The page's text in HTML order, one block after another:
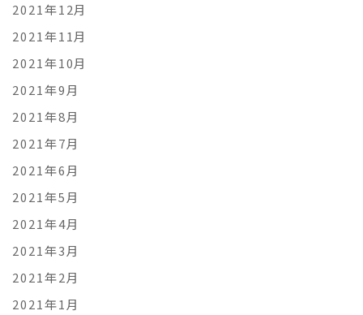
2021年12月
2021年11月
2021年10月
2021年9月
2021年8月
2021年7月
2021年6月
2021年5月
2021年4月
2021年3月
2021年2月
2021年1月